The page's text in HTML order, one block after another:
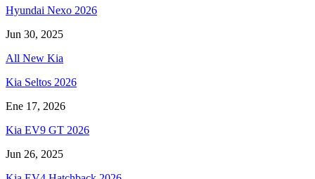
Hyundai Nexo 2026
Jun 30, 2025
All New Kia
Kia Seltos 2026
Ene 17, 2026
Kia EV9 GT 2026
Jun 26, 2025